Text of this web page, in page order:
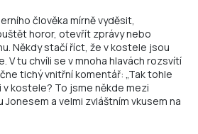
člověka mírně vyděsit,
horor, otevřít zprávy nebo
Někdy stačí říct, že v kostele jsou
V tu chvíli se v mnoha hlavách rozsvítí
tichý vnitřní komentář: „Tak tohle
kostele? To jsme někde mezi
a velmi zvláštním vkusem na